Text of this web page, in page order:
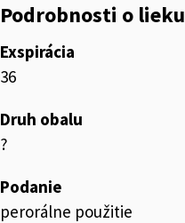
Podrobnosti o lieku
Exspirácia
36
Druh obalu
?
Podanie
perorálne použitie